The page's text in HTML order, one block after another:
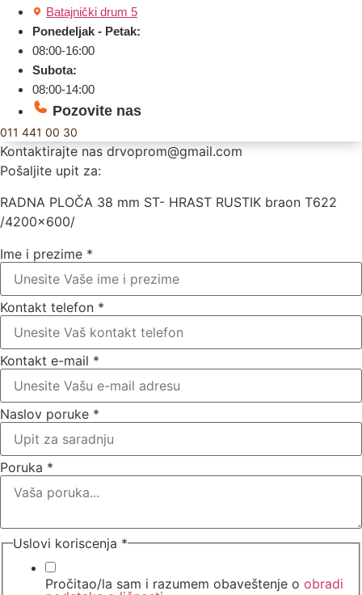
Batajnički drum 5
Ponedeljak - Petak:
08:00-16:00
Subota:
08:00-14:00
Pozovite nas
011 441 00 30
Kontaktirajte nas drvoprom@gmail.com
Pošaljite upit za:
RADNA PLOČA 38 mm ST- HRAST RUSTIK braon T622
/4200×600/
Ime i prezime *
Kontakt telefon *
Kontakt e-mail *
Naslov poruke *
Poruka *
Uslovi koriscenja *
Pročitao/la sam i razumem obaveštenje o obradi